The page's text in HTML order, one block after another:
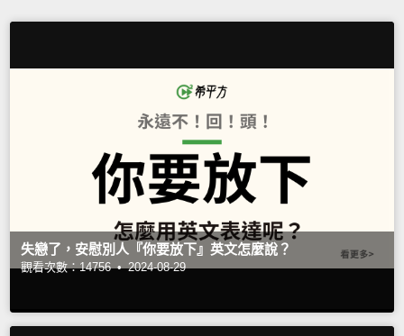
失戀了，安慰別人『你要放下』英文怎麼說？
觀看次數：14756 • 2024-08-29